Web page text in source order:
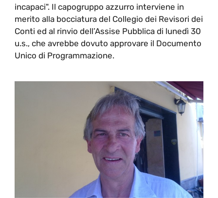
incapaci". Il capogruppo azzurro interviene in
merito alla bocciatura del Collegio dei Revisori dei
Conti ed al rinvio dell’Assise Pubblica di lunedì 30
u.s., che avrebbe dovuto approvare il Documento
Unico di Programmazione.